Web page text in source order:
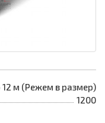
12 м (Режем в размер)
1200